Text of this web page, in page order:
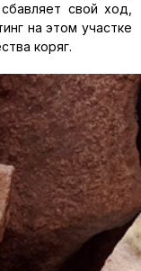
свой ход,
на этом участке
коряг.